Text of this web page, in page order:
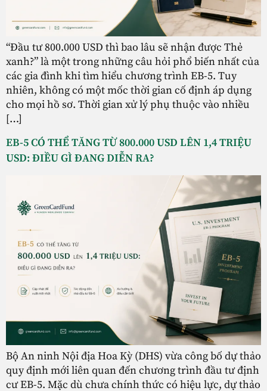
“Đầu tư 800.000 USD thì bao lâu sẽ nhận được Thẻ
xanh?” là một trong những câu hỏi phổ biến nhất của
các gia đình khi tìm hiểu chương trình EB-5. Tuy
nhiên, không có một mốc thời gian cố định áp dụng
cho mọi hồ sơ. Thời gian xử lý phụ thuộc vào nhiều
[…]
EB-5 CÓ THỂ TĂNG TỪ 800.000 USD LÊN 1,4 TRIỆU
USD: ĐIỀU GÌ ĐANG DIỄN RA?
Bộ An ninh Nội địa Hoa Kỳ (DHS) vừa công bố dự thảo
quy định mới liên quan đến chương trình đầu tư định
cư EB-5. Mặc dù chưa chính thức có hiệu lực, dự thảo